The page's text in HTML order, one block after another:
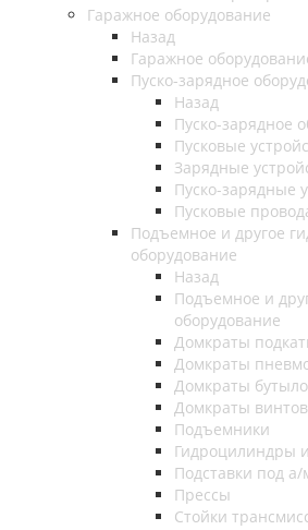
Гаражное оборудование
Назад
Гаражное
Пуско-зарядное
Назад
Пуско-зарядное
Пусковые
Зарядные
Пуско-зарядные
Пусковые
Подъемное и другое
оборудование
Назад
Подъемное и
оборудование
Домкраты
Домкраты
Домкраты
Домкраты
Подъемники
Гидроцилиндры
Подставки под а/
Прессы
Стойки